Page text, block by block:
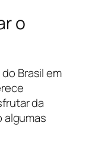
o
Brasil em
da
algumas